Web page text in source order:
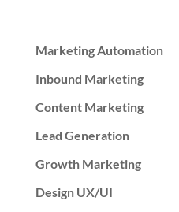
Marketing Automation
Inbound Marketing
Content Marketing
Lead Generation
Growth Marketing
Design UX/UI